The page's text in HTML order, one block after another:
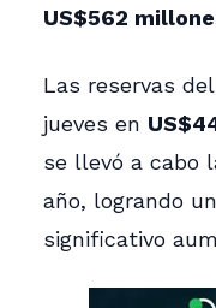
US$562
Las reservas
jueves en
se llevó a cabo
año, logrando
significativo